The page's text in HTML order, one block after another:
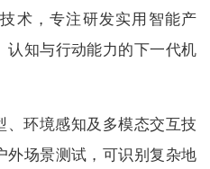
术，专注研发实用智能产
认知与行动能力的下一代机
环境感知及多模态交互技
外场景测试，可识别复杂地